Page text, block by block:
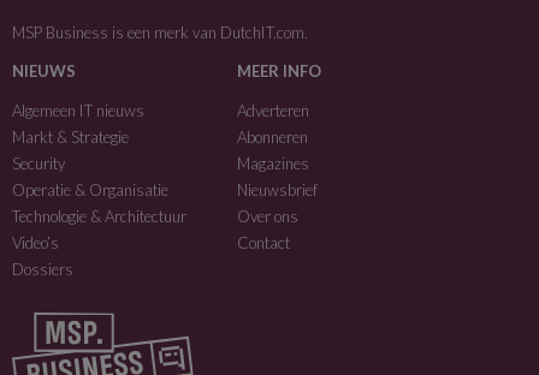
MSP Business is een merk van DutchIT.com
NIEUWS
Algemeen IT nieuws
Markt & Strategie
Security
Operatie & Organisatie
Technologie & Architectuur
Video’s
Dossiers
MEER INFO
Adverteren
Abonneren
Magazines
Nieuwsbrief
Over ons
Contact